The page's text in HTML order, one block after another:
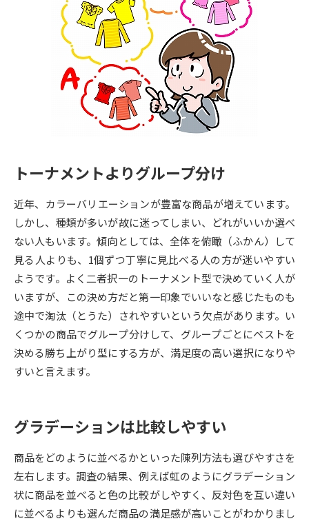
大学・短大以外の資料から請求
専門学校の資料請求 大学院の資料請求
留学・進学関連、塾・予備校
大学入学共通テスト「受験案
内」の請求
大学入学共通テスト「受験上の
高等学校卒業程度認定試験
幼稚園教員資格認定試験 小学校教員資格認定試験
高等学校（情報）教員資格認定
試験
大学研究 大学検索
大学で学べる内容や特徴を調べる
新増設大学・学部・学科特集
国際・グローバルに強い大学特
デジタルパンフレット 進路の３択
新学年スタート号特集ページ
（高3生用）
新学年スタート号特集ページ
（高2生用）
SELFBRAND特集ページ
トーナメントよりグループ分け
近年、カラーバリエーションが豊富な商品が増えています。
しかし、種類が多いが故に迷ってしまい、どれがいいか選べ
ない人もいます。傾向としては、全体を俯瞰（ふかん）して
見る人よりも、1個ずつ丁寧に見比べる人の方が迷いやすい
ようです。よく二者択一のトーナメント型で決めていく人が
いますが、この決め方だと第一印象でいいなと感じたものも
途中で淘汰（とうた）されやすいという欠点があります。い
くつかの商品でグループ分けして、グループごとにベストを
決める勝ち上がり型にする方が、満足度の高い選択になりや
すいと言えます。
グラデーションは比較しやすい
商品をどのように並べるかといった陳列方法も選びやすさを
左右します。調査の結果、例えば虹のようにグラデーション
状に商品を並べると色の比較がしやすく、反対色を互い違い
に並べるよりも選んだ商品の満足感が高いことがわかりまし